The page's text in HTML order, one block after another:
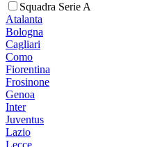
Squadra Serie A
Atalanta
Bologna
Cagliari
Como
Fiorentina
Frosinone
Genoa
Inter
Juventus
Lazio
Lecce